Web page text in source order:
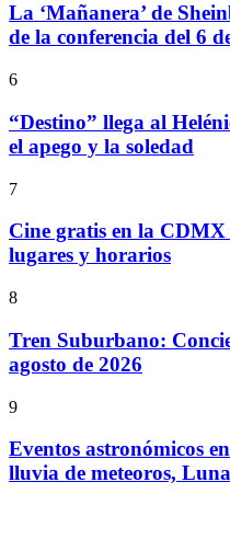
La ‘Mañanera’ de
de la conferencia del 6
6
“Destino” llega al
el apego y la soledad
7
Cine gratis en la CDMX
lugares y horarios
8
Tren Suburbano:
agosto de 2026
9
Eventos astronómicos
lluvia de meteoros,